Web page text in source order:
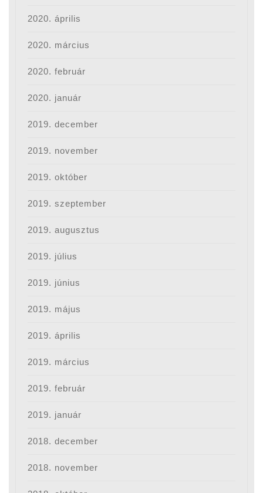
2020. április
2020. március
2020. február
2020. január
2019. december
2019. november
2019. október
2019. szeptember
2019. augusztus
2019. július
2019. június
2019. május
2019. április
2019. március
2019. február
2019. január
2018. december
2018. november